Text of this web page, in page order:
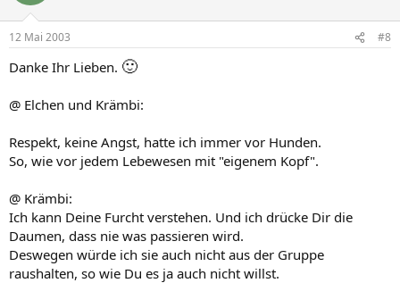
12 Mai 2003 #8
Danke Ihr Lieben. 🙂
@ Elchen und Krämbi:
Respekt, keine Angst, hatte ich immer vor Hunden.
So, wie vor jedem Lebewesen mit "eigenem Kopf".
@ Krämbi:
Ich kann Deine Furcht verstehen. Und ich drücke Dir die
Daumen, dass nie was passieren wird.
Deswegen würde ich sie auch nicht aus der Gruppe
raushalten, so wie Du es ja auch nicht willst.